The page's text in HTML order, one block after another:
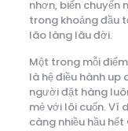
nhơn, biến chuyển
trong khoảng đầu
lão làng lâu đời.
Một trong mỗi
là hệ điều hành
người đặt hàng
mẻ với lôi cuốn. Ví
càng nhiều hầu